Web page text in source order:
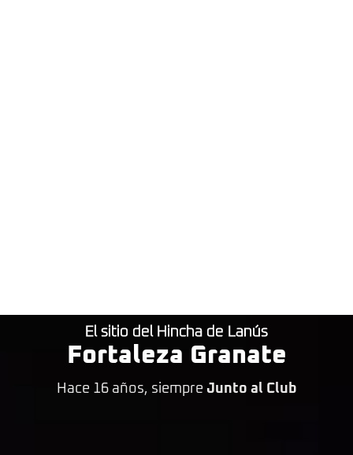
El sitio del Hincha de Lanús
Fortaleza Granate
Hace 16 años, siempre Junto al Club